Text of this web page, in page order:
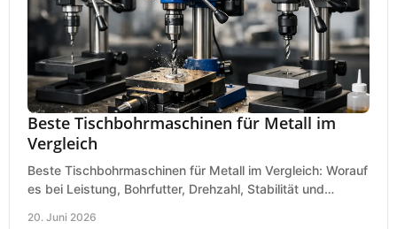
Beste Tischbohrmaschinen für Metall im
Vergleich
Beste Tischbohrmaschinen für Metall im Vergleich: Worauf
es bei Leistung, Bohrfutter, Drehzahl, Stabilität und
20. Juni 2026